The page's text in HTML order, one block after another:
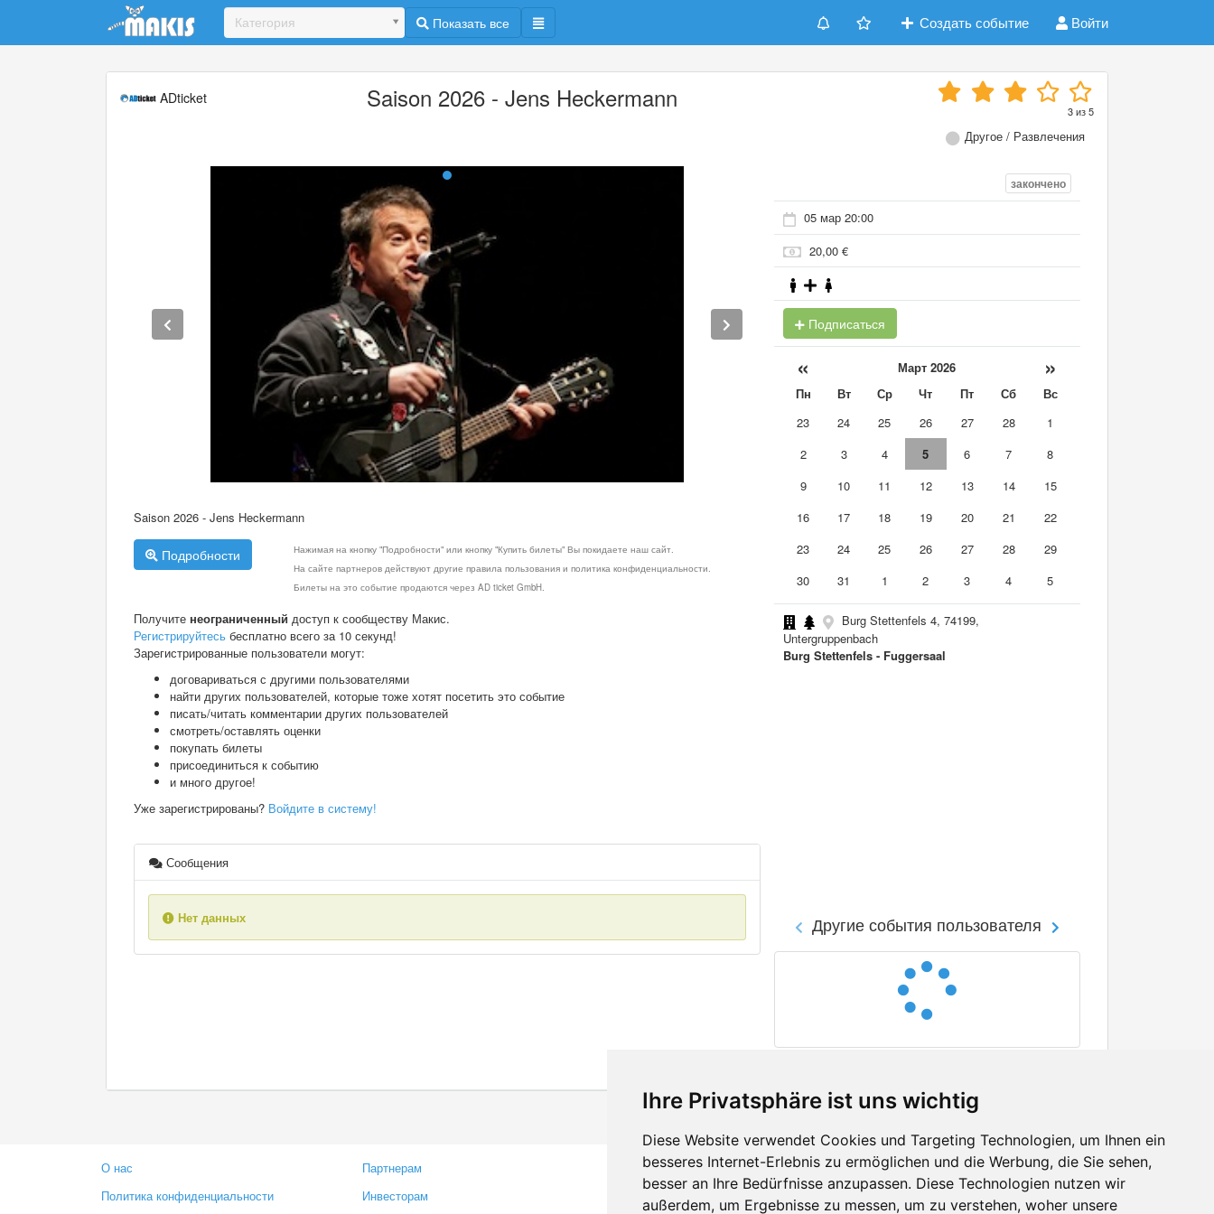
Ihre Privatsphäre ist uns wichtig
Diese Website verwendet Cookies und Targeting Technologien, um Ihnen ein
besseres Internet-Erlebnis zu ermöglichen und die Werbung, die Sie sehen,
besser an Ihre Bedürfnisse anzupassen. Diese Technologien nutzen wir
außerdem, um Ergebnisse zu messen, um zu verstehen, woher unsere
Update cookies preferences
Категория Показать все Создать событие Войти
ADticket Saison 2026 - Jens Heckermann 3из5
Другое / Развлечения
Saison 2026 - Jens Heckermann
Подробности
Нажимая на кнопку "Подробности" или кнопку "Купить билеты" Вы покидаете наш сайт.
На сайте партнеров действуют другие правила пользования и политика конфиденциальности.
Билеты на это событие продаются через AD ticket GmbH.
Получите неограниченный доступ к сообществу Макис.
Регистрируйтесь бесплатно всего за 10 секунд!
Зарегистрированные пользователи могут:
договариваться с другими пользователями
найти других пользователей, которые тоже хотят посетить это событие
писать/читать комментарии других пользователей
смотреть/оставлять оценки
покупать билеты
присоединиться к событию
и много другое!
Уже зарегистрированы? Войдите в систему!
Сообщения
Нет данных
закончено
05 мар 20:00
20,00 €
Подписаться
« Март 2026 »
Пн Вт Ср Чт Пт Сб
Вс
23
24 25 26 27 28
1
2
3 4 5 6 7
8
9
10 11 12 13 14
15
16
17 18 19 20 21
22
23
24 25 26 27 28
29
30
31 1 2 3 4 5
Burg Stettenfels 4, 74199,
Untergruppenbach
Burg Stettenfels - Fuggersaal
Другие события пользователя
О нас
Политика конфиденциальности
Партнерам
Инвесторам
Контакты
Оставить отзыв
Facebook
Twitter